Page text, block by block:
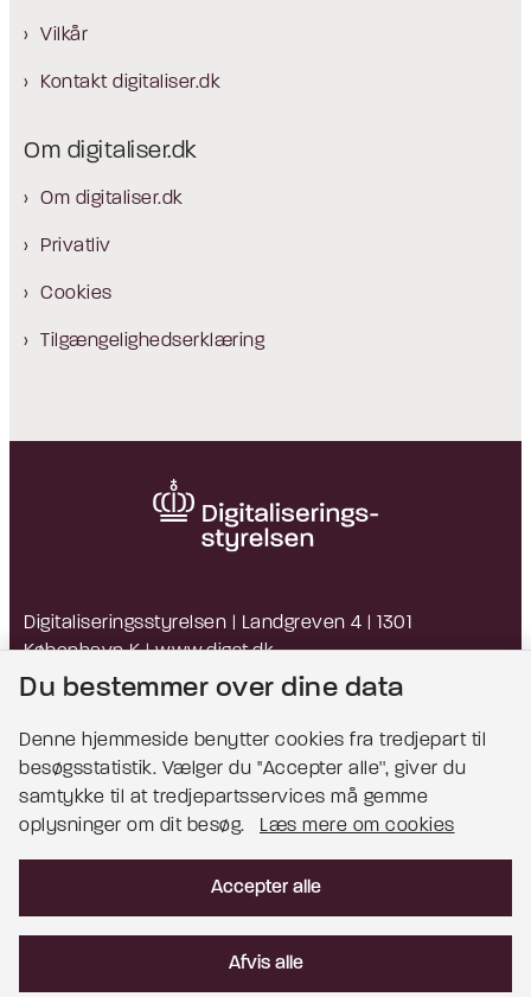
Vilkår
Kontakt digitaliser.dk
Om digitaliser.dk
Om digitaliser.dk
Privatliv
Cookies
Tilgængelighedserklæring
Digitaliseringsstyrelsen | Landgreven 4 | 1301
København K |www.digst.dk
EAN: 5798009814203 | CVR: 34051178
Bemærk!
Læs mere om cookies
Du bestemmer over dine data
Denne hjemmeside benytter cookies fra tredjepart til
besøgsstatistik. Vælger du ''Accepter alle'', giver du
samtykke til at tredjepartsservices må gemme
oplysninger om dit besøg.
Læs mere om cookies
Accepter alle
Afvis alle